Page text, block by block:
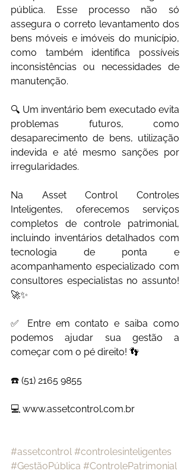
pública. Esse processo não só
assegura o correto levantamento dos
bens móveis e imóveis do município,
como também identifica possíveis
inconsistências ou necessidades de
manutenção.
🔍 Um inventário bem executado evita
problemas futuros, como
desaparecimento de bens, utilização
indevida e até mesmo sanções por
irregularidades.
Na Asset Control Controles
Inteligentes, oferecemos serviços
completos de controle patrimonial,
incluindo inventários detalhados com
tecnologia de ponta e
acompanhamento especializado com
consultores especialistas no assunto!
🚀✨
✅ Entre em contato e saiba como
podemos ajudar sua gestão a
começar com o pé direito! 👣
☎️ (51) 2165 9855
💻 www.assetcontrol.com.br
#assetcontrol #controlesinteligentes
#GestãoPública #ControlePatrimonial